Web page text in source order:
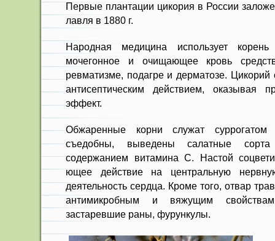
Первые плантации цикория в Рос­сии
лавля в 1880 г.
Народная медицина использует
мочегон­ное и очищающее кровь
ревматизме, подагре и дерматозе.
антисептическим действием, оказывая
эффект.
Обжаренные корни служат
съедобны, выведены салатные
содержанием витамина С. Настой
ющее действие на центральную
деятельность сердца. Кроме того, отвар
антимикробным и вя­жущим
застаревшие раны, фурункулы.